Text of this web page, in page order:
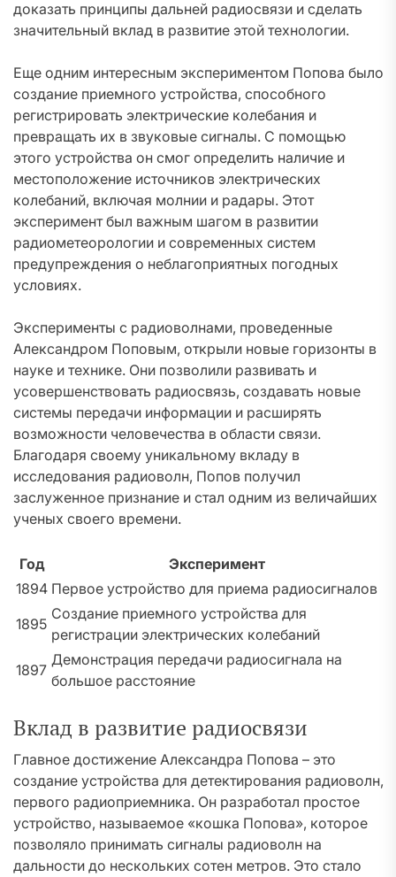
доказать принципы дальней радиосвязи и сделать
значительный вклад в развитие этой технологии.
Еще одним интересным экспериментом Попова было
создание приемного устройства, способного
регистрировать электрические колебания и
превращать их в звуковые сигналы. С помощью
этого устройства он смог определить наличие и
местоположение источников электрических
колебаний, включая молнии и радары. Этот
эксперимент был важным шагом в развитии
радиометеорологии и современных систем
предупреждения о неблагоприятных погодных
условиях.
Эксперименты с радиоволнами, проведенные
Александром Поповым, открыли новые горизонты в
науке и технике. Они позволили развивать и
усовершенствовать радиосвязь, создавать новые
системы передачи информации и расширять
возможности человечества в области связи.
Благодаря своему уникальному вкладу в
исследования радиоволн, Попов получил
заслуженное признание и стал одним из величайших
ученых своего времени.
Год
Эксперимент
1894 Первое устройство для приема радиосигналов
1895
Создание приемного устройства для
регистрации электрических колебаний
1897
Демонстрация передачи радиосигнала на
большое расстояние
Вклад в развитие радиосвязи
Главное достижение Александра Попова – это
создание устройства для детектирования радиоволн,
первого радиоприемника. Он разработал простое
устройство, называемое «кошка Попова», которое
позволяло принимать сигналы радиоволн на
дальности до нескольких сотен метров. Это стало